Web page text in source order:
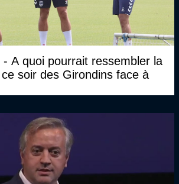
- A quoi pourrait ressembler la
soir des Girondins face à